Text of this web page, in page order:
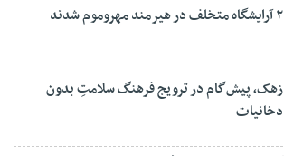
۲ آرایشگاه متخلف در هیرمند مهروموم شدند
زهک، پیش‌گام در ترویج فرهنگ سلامتِ بدون
دخانیات